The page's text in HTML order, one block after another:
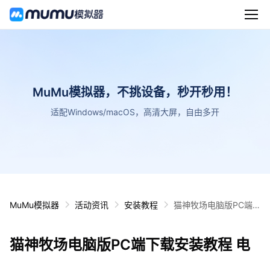
MuMu模拟器，不挑设备，秒开秒用！
适配Windows/macOS，高清大屏，自由多开
MuMu模拟器 活动资讯 安装教程
猫神牧场电脑版PC端
猫神牧场电脑版PC端下载安装教程 电